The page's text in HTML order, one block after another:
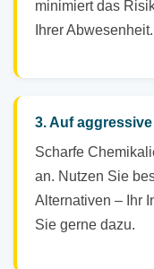
minimiert das
Ihrer Abwesenheit.
3. Auf
Scharfe
an. Nutzen Sie
Alternativen – Ihr
Sie gerne dazu.